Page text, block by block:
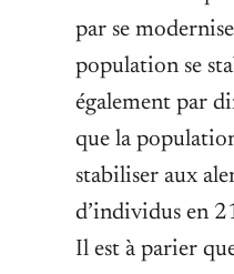
par se
population se
également par
que la
stabiliser aux
d’individus en
Il est à parier